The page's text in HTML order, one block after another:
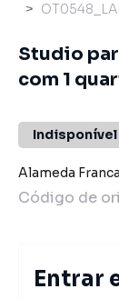
Studio
com 1
Indisponível
Alameda Franca
Código de
Entrar